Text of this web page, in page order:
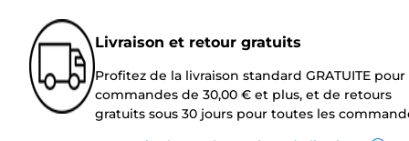
Livraison et retour gratuits
Profitez de la livraison standard GRATUITE pour
commandes de 30,00 € et plus, et de retours
gratuits sous 30 jours pour toutes les